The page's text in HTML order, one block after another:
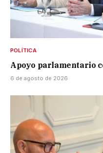
POLÍTICA
Apoyo parlamentario
6 de agosto de 2026